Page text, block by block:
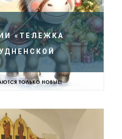
«ТЕЛЕЖКА